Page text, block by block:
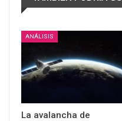
ANÁLISIS
La avalancha de